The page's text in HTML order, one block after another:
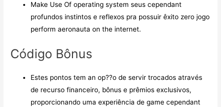
Make Use Of operating system seus cependant
profundos instintos e reflexos pra possuir êxito zero jogo
perform aeronauta on the internet.
Código Bônus
Estes pontos tem an op??o de servir trocados através
de recurso financeiro, bônus e prêmios exclusivos,
proporcionando uma experiência de game cependant